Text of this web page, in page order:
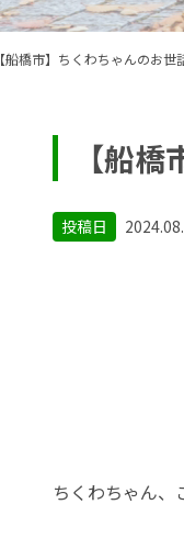
【船橋市】ちくわちゃんのお世
【船
投稿日
ちくわちゃん